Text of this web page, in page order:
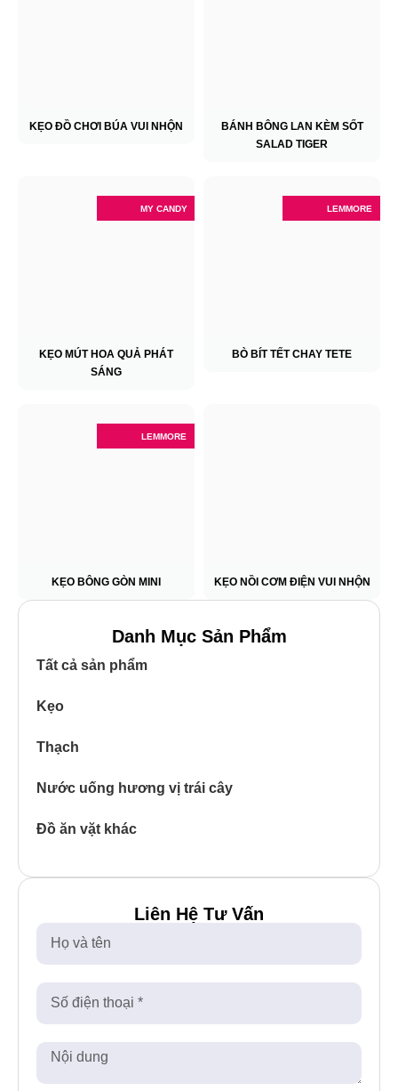
KẸO ĐỒ CHƠI BÚA VUI NHỘN
BÁNH BÔNG LAN KÈM SỐT
SALAD TIGER
MY CANDY
KẸO MÚT HOA QUẢ PHÁT
SÁNG
LEMMORE
BÒ BÍT TẾT CHAY TETE
LEMMORE
KẸO BÔNG GÒN MINI KẸO NỒI CƠM ĐIỆN VUI NHỘN
Danh Mục Sản Phẩm
Tất cả sản phẩm
Kẹo
Thạch
Nước uống hương vị trái cây
Đồ ăn vặt khác
Liên Hệ Tư Vấn